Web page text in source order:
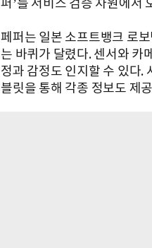
퍼’를 서비스 검증 차원에서
페퍼는 일본 소프트뱅크 로
는 바퀴가 달렸다. 센서와 카
정과 감정도 인지할 수 있다.
블릿을 통해 각종 정보도 제